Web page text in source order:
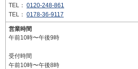
TEL： 0120-248-861
TEL： 0178-36-9117
営業時間
午前10時〜午後9時
受付時間
午前10時〜午後8時